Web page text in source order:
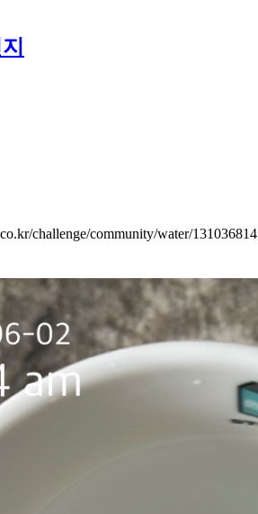
challenge/community/water/131036814